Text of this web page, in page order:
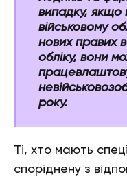
випадку, якщо
військовому
нових правих
обліку, вони
року.
Ті, хто мають
споріднену з